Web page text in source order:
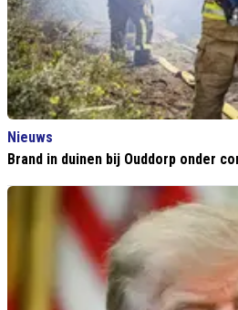
Nieuws
Brand in duinen bij Ouddorp onder